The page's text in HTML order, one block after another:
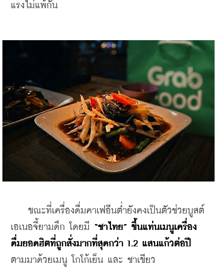
แรงไม่แพ้กัน
ขณะที่เครื่องดื่มคาเฟอีนต่ำยังคงเป็นตัวช่วยบูสต์
เอเนอจี้ยามดึก โดยมี “ชาไทย” ขึ้นแท่นเมนูเครื่อง
ดื่มยอดฮิตที่ถูกสั่งมากที่สุดกว่า 1.2 แสนแก้วต่อปี
ตามมาด้วยเมนู โกโก้เย็น และ ชาเขียว